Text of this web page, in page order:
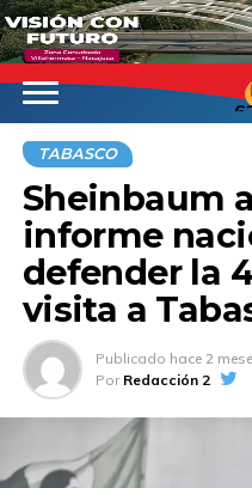
TABASCO
Sheinbaum
informe
defender la
visita a
Publicado hace 2
Por Redacción 2